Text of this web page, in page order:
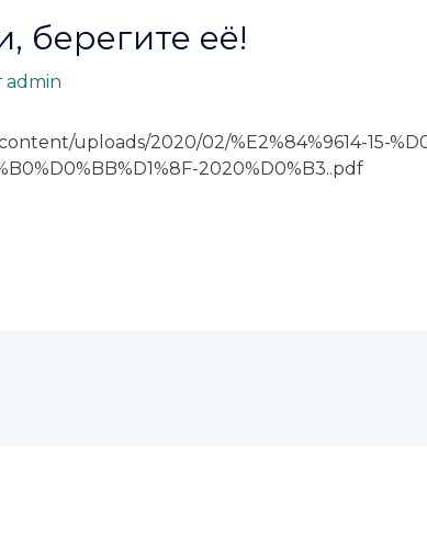
берегите её!
admin
uploads/2020/02/%E2%84%9614-15-
2020%D0%B3..pdf